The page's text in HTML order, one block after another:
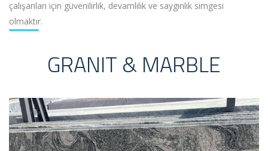
çalışanları için güvenilirlik, devamlılık ve saygınlık simgesi
olmaktır.
GRANIT & MARBLE